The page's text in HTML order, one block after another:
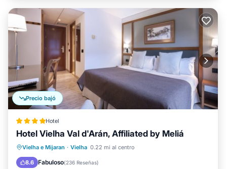
Precio bajó
Hotel
Hotel Vielha Val d'Arán, Affiliated by Meliá
Vielha e Mijaran · Vielha 0.22 mi al centro
8.6 Fabuloso(236 Reseñas)
Desayuno Aparcamiento
Spa